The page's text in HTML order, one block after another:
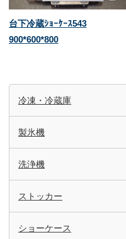
台下冷蔵ｼｮｰｹｰｽ543
900*600*800
冷凍・冷蔵庫
製氷機
洗浄機
ストッカー
ショーケース